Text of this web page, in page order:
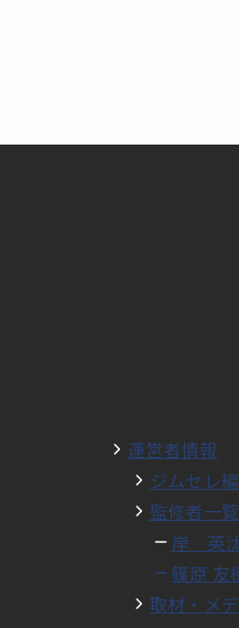
運営者情報
ジムセレ
監修者一覧
岸 英
篠原 友
取材・メ